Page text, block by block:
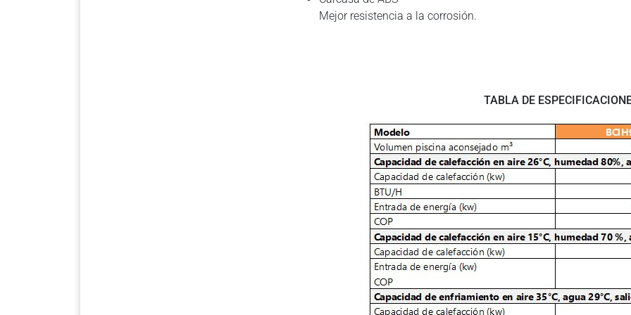
Mejor resistencia a la corrosión.
TABLA DE